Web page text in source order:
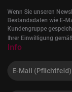
Wenn Sie unseren
Bestandsdaten wie E-
Kundengruppe
Ihrer Einwilligung
Info